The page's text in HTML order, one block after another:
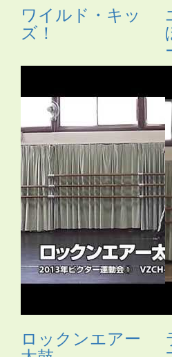
ワイルド・キッ
ズ！
ロックンエアー